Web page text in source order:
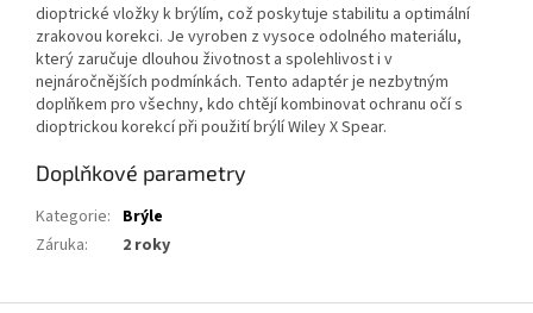
dioptrické vložky k brýlím, což poskytuje stabilitu a optimální
zrakovou korekci. Je vyroben z vysoce odolného materiálu,
který zaručuje dlouhou životnost a spolehlivost i v
nejnáročnějších podmínkách. Tento adaptér je nezbytným
doplňkem pro všechny, kdo chtějí kombinovat ochranu očí s
dioptrickou korekcí při použití brýlí Wiley X Spear.
Doplňkové parametry
Kategorie: Brýle
Záruka: 2 roky